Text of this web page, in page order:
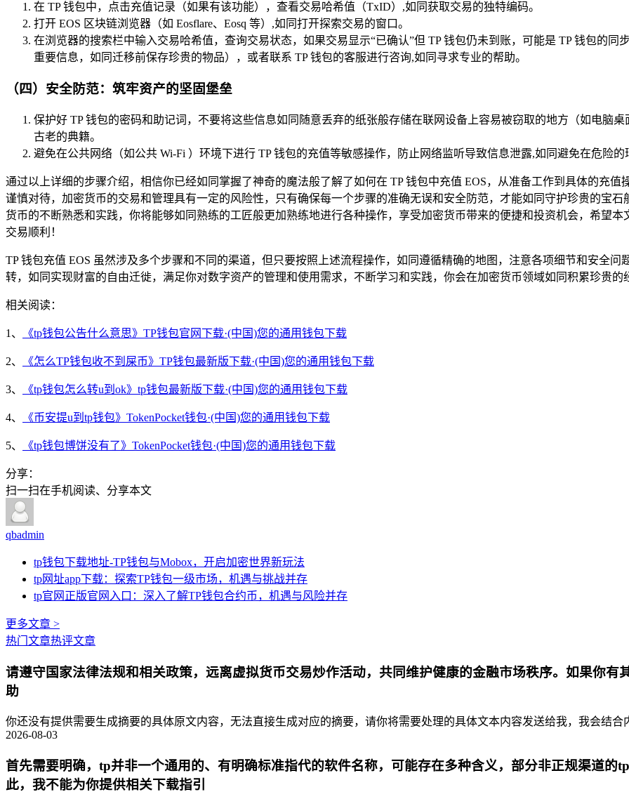
在 TP 钱包中，点击充值记录（如果有该功能），查看交易哈希值（TxID）,如同获取交易的独特编码。
打开 EOS 区块链浏览器（如 Eosflare、Eosq 等）,如同打开探索交易的窗口。
在浏览器的搜索栏中输入交易哈希值，查询交易状态，如果交易显示“已确认”但 TP 钱包仍未到账，可能是 TP 钱包的
重要信息，如同迁移前保存珍贵的物品），或者联系 TP 钱包的客服进行咨询,如同寻求专业的帮助。
（四）安全防范：筑牢资产的坚固堡垒
保护好 TP 钱包的密码和助记词，不要将这些信息如同随意丢弃的纸张般存储在联网设备上容易被窃取的地方（如电脑
古老的典籍。
避免在公共网络（如公共 Wi-Fi ）环境下进行 TP 钱包的充值等敏感操作，防止网络监听导致信息泄露,如同避免在危险
通过以上详细的步骤介绍，相信你已经如同掌握了神奇的魔法般了解了如何在 TP 钱包中充值 EOS，从准备工作到具体的充
谨慎对待，加密货币的交易和管理具有一定的风险性，只有确保每一个步骤的准确无误和安全防范，才能如同守护珍贵的宝
货币的不断熟悉和实践，你将能够如同熟练的工匠般更加熟练地进行各种操作，享受加密货币带来的便捷和投资机会，希望
交易顺利！
TP 钱包充值 EOS 虽然涉及多个步骤和不同的渠道，但只要按照上述流程操作，如同遵循精确的地图，注意各项细节和安全
转，如同实现财富的自由迁徙，满足你对数字资产的管理和使用需求，不断学习和实践，你会在加密货币领域如同积累珍贵的
相关阅读：
1、 《tp钱包公告什么意思》TP钱包官网下载·(中国)您的通用钱包下载
2、 《怎么TP钱包收不到屎币》TP钱包最新版下载·(中国)您的通用钱包下载
3、 《tp钱包怎么转u到ok》tp钱包最新版下载·(中国)您的通用钱包下载
4、 《币安提u到tp钱包》TokenPocket钱包·(中国)您的通用钱包下载
5、 《tp钱包博饼没有了》TokenPocket钱包·(中国)您的通用钱包下载
分享：
扫一扫在手机阅读、分享本文
qbadmin
tp钱包下载地址-TP钱包与Mobox，开启加密世界新玩法
tp网址app下载：探索TP钱包一级市场，机遇与挑战并存
tp官网正版官网入口：深入了解TP钱包合约币，机遇与风险并存
更多文章 >
热门文章热评文章
请遵守国家法律法规和相关政策，远离虚拟货币交易炒作活动，共同维护健康的金融市场秩序。如果你
助
你还没有提供需要生成摘要的具体原文内容，无法直接生成对应的摘要，请你将需要处理的具体文本内容发送给我，我会结合
2026-08-03
首先需要明确，tp并非一个通用的、有明确标准指代的软件名称，可能存在多种含义，部分非正规渠道的
此，我不能为你提供相关下载指引